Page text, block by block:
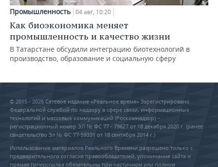
Промышленность 04 авг, 10:20
Как биоэкономика меняет
промышленность и качество жизни
В Татарстане обсудили интеграцию биотехнологий в
производство, образование и социальную сферу
© 2015 - 2026 Сетевое издание «Реальное время» Зарегистрировано
Федеральной службой по надзору в сфере связи, информационных
технологий и массовых коммуникаций (Роскомнадзор) –
регистрационный номер ЭЛ № ФС 77 - 79627 от 18 декабря 2020 г. (ранее
свидетельство Эл № ФС 77-59331 от 18 сентября 2014 г.)
Использование материалов Реального Времени разрешено только с
предварительного согласия правообладателей, упоминание сайта и
прямая гиперссылка обязательны при частичном или полном